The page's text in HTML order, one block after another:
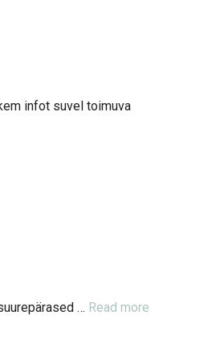
infot suvel toimuva
… Read more